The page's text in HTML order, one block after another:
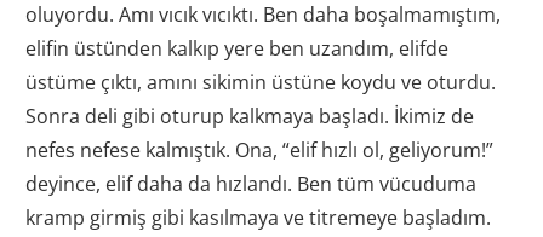
oluyordu. Amı vıcık vıcıktı. Ben daha boşalmamıştım,
elifin üstünden kalkıp yere ben uzandım, elifde
üstüme çıktı, amını sikimin üstüne koydu ve oturdu.
Sonra deli gibi oturup kalkmaya başladı. İkimiz de
nefes nefese kalmıştık. Ona, “elif hızlı ol, geliyorum!”
deyince, elif daha da hızlandı. Ben tüm vücuduma
kramp girmiş gibi kasılmaya ve titremeye başladım.